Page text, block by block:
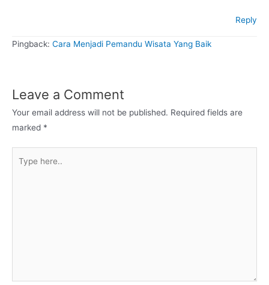
Reply
Pingback: Cara Menjadi Pemandu Wisata Yang Baik
Leave a Comment
Your email address will not be published. Required fields are
marked *
here..